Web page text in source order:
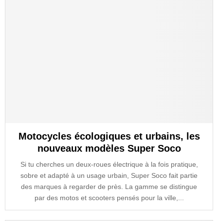
Motocycles écologiques et urbains, les
nouveaux modèles Super Soco
Si tu cherches un deux-roues électrique à la fois pratique,
sobre et adapté à un usage urbain, Super Soco fait partie
des marques à regarder de près. La gamme se distingue
par des motos et scooters pensés pour la ville,...